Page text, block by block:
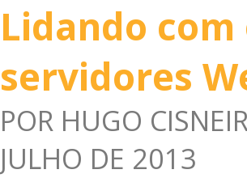
Lidando com
servidores
POR HUGO
JULHO DE 2013